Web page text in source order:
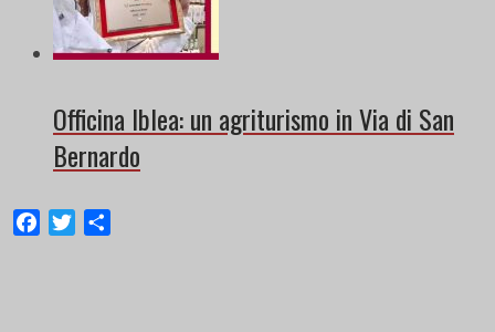
Officina Iblea: un agriturismo in Via di San
Bernardo
Facebook
Twitter